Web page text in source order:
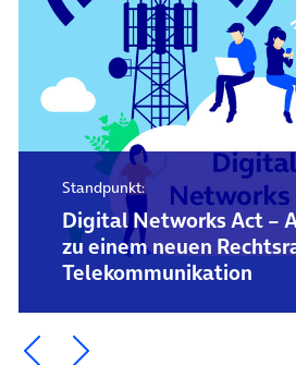
Standpunkt:
Digital Networks Act –
zu einem neuen
Telekommunikation
Ein Element zurück blättern
Ein Element weiter